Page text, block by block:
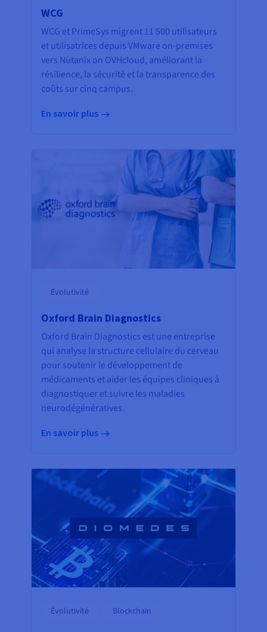
WCG
WCG et PrimeSys migrent 11 500 utilisateurs
et utilisatrices depuis VMware on-premises
vers Nutanix on OVHcloud, améliorant la
résilience, la sécurité et la transparence des
coûts sur cinq campus.
En savoir plus
Évolutivité
Oxford Brain Diagnostics
Oxford Brain Diagnostics est une entreprise
qui analyse la structure cellulaire du cerveau
pour soutenir le développement de
médicaments et aider les équipes cliniques à
diagnostiquer et suivre les maladies
neurodégénératives.
En savoir plus
Évolutivité Blockchain